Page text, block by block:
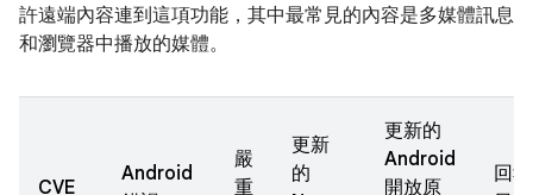
許遠端內容連到這項功能，其中最常見的內容是多媒體訊息
和瀏覽器中播放的媒體。
CVE
Android
嚴
重
更新
的
更新的
Android
開放原
回報